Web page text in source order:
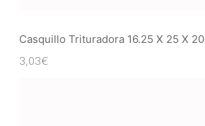
Casquillo Trituradora 16.25 X 25 X 20
3,03€